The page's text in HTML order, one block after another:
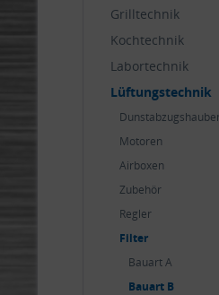
Grilltechnik
Kochtechnik
Labortechnik
Lüftungstechnik
Motoren
Airboxen
Zubehör
Regler
Filter
Bauart A
Bauart B